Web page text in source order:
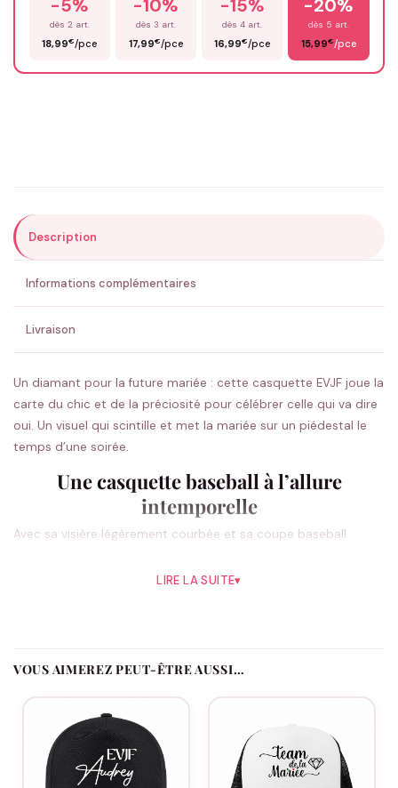
Prénom*
ENVOYER MA DEMANDE ✨
💚 Retour sous 24-48h🇫🇷 Flocage en France✅ Validation avant fabrication
-5%
dès 2 art.
18,99€/pce
-10%
dès 3 art.
17,99€/pce
-15%
dès 4 art.
16,99€/pce
-20%
dès 5 art.
15,99€/pce
Description
Informations complémentaires
Livraison
Un diamant pour la future mariée : cette casquette EVJF joue la
carte du chic et de la préciosité pour célébrer celle qui va dire
oui. Un visuel qui scintille et met la mariée sur un piédestal le
temps d’une soirée.
Une casquette baseball à l’allure
intemporelle
Avec sa visière légèrement courbée et sa coupe baseball
tout le monde, quel que soit le style de la bande.
team
chaque participante : La Mariée, La Team ou Le Témoin. Le
motif diamant reste la signature du modèle, et chaque
casquette garde sa touche personnelle.
LIRE LA SUITE▾
VOUS AIMEREZ PEUT-ÊTRE AUSSI…